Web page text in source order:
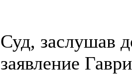
Суд, заслушав
заявление